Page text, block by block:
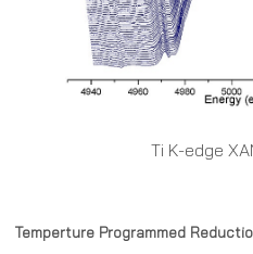
Ti K-edge
Temperture Programmed